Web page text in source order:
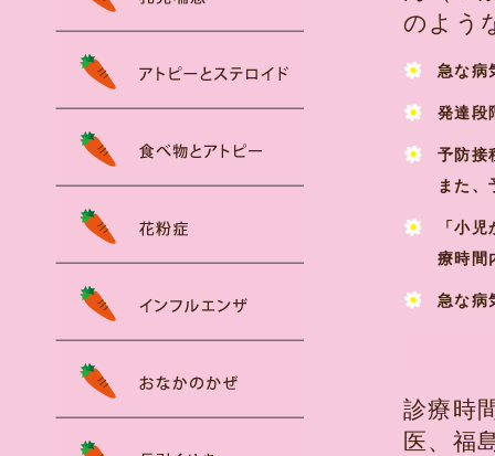
のよう
急な病
発達段
予防接
また、
「小
療時間
急な病
診療時
医、福